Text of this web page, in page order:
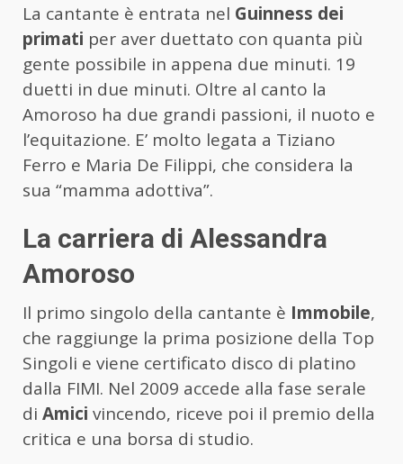
La cantante è entrata nel Guinness dei
primati per aver duettato con quanta più
gente possibile in appena due minuti. 19
duetti in due minuti. Oltre al canto la
Amoroso ha due grandi passioni, il nuoto e
l’equitazione. E’ molto legata a Tiziano
Ferro e Maria De Filippi, che considera la
sua “mamma adottiva”.
La carriera di Alessandra
Amoroso
Il primo singolo della cantante è Immobile,
che raggiunge la prima posizione della Top
Singoli e viene certificato disco di platino
dalla FIMI. Nel 2009 accede alla fase serale
di Amici vincendo, riceve poi il premio della
critica e una borsa di studio.